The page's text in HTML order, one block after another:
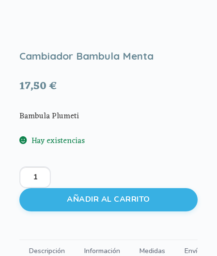
Cambiador Bambula Menta
17,50€
Bambula Plumeti
Hay existencias
Cambiador
Bambula
Menta
cantidad
AÑADIR AL CARRITO
Descripción
Información
Medidas Envíos